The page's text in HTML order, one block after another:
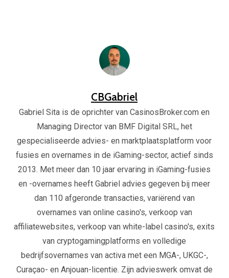
CBGabriel
Gabriel Sita is de oprichter van CasinosBroker.com en
Managing Director van BMF Digital SRL, het
gespecialiseerde advies- en marktplaatsplatform voor
fusies en overnames in de iGaming-sector, actief sinds
2013. Met meer dan 10 jaar ervaring in iGaming-fusies
en -overnames heeft Gabriel advies gegeven bij meer
dan 110 afgeronde transacties, variërend van
overnames van online casino's, verkoop van
affiliatewebsites, verkoop van white-label casino's, exits
van cryptogamingplatforms en volledige
bedrijfsovernames van activa met een MGA-, UKGC-,
Curaçao- en Anjouan-licentie. Zijn advieswerk omvat de